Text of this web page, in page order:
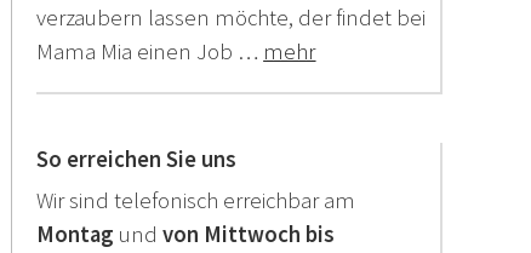
verzaubern lassen möchte, der findet bei
Mama Mia einen Job … mehr
So erreichen Sie uns
Wir sind telefonisch erreichbar am
Montag undvon Mittwoch bis